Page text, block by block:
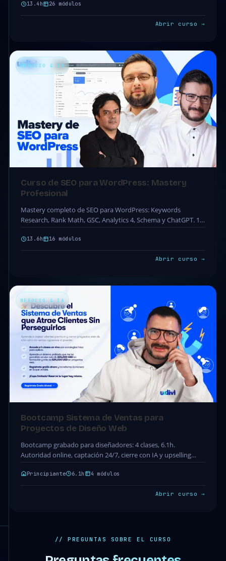
13.4h 26 módulos
Abrir curso →
NEGOCIO & IA
Curso de SEO para WordPress: Mastery
Profesional
Mastery completo de SEO para WordPress: Keywords
Research, Rank Math, GSC, Analytics 4, Schema y ChatGPT. 16
módulos · 142 clases · 13.6h. Acceso…
13.6h 16 módulos
Abrir curso →
NEGOCIO & IA
Bootcamp Sistema de Ventas para
Proyectos de Diseño Web
Bootcamp grabado para diseñadores: 4 clases, 6.1h.
Autoridad online, captación 24/7, cierre con IA y upselling
para proyectos de diseño web. Acceso completo incluido…
Principiante 6.1h 4 módulos
Abrir curso →
// PREGUNTAS SOBRE EL CURSO